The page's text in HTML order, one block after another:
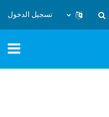
تبديل إدخال البحث
تسجيل الدخول